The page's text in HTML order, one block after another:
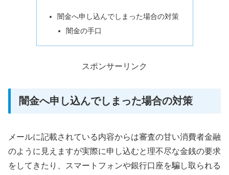
闇金へ申し込んでしまった場合の対策
闇金の手口
スポンサーリンク
闇金へ申し込んでしまった場合の対策
メールに記載されている内容からは審査の甘い消費者金融
のように見えますが実際に申し込むと理不尽な金銭の要求
をしてきたり、スマートフォンや銀行口座を騙し取られる